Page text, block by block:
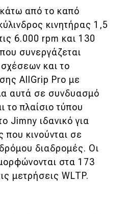
από το καπό
κινητήρας 1,5
6.000 rpm και 130
συνεργάζεται
και το
AllGrip Pro με
αυτά σε συνδυασμό
το πλαίσιο τύπου
Jimny ιδανικό για
που κινούνται σε
διαδρομές. Οι
στα 173
μετρήσεις WLTP.